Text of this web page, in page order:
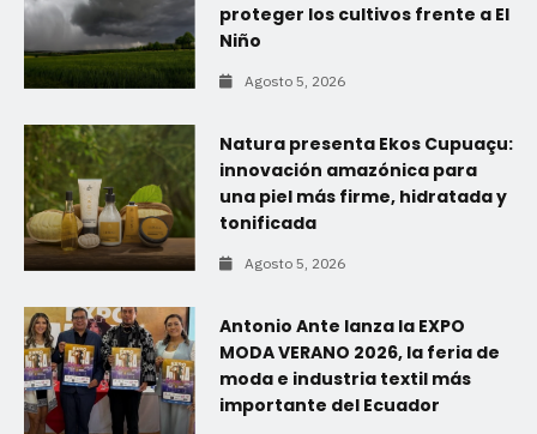
proteger los cultivos frente a El
Niño
Agosto 5, 2026
Natura presenta Ekos Cupuaçu:
innovación amazónica para
una piel más firme, hidratada y
tonificada
Agosto 5, 2026
Antonio Ante lanza la EXPO
MODA VERANO 2026, la feria de
moda e industria textil más
importante del Ecuador